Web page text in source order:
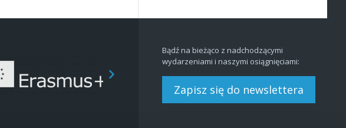
Bądź na bieżąco z nadchodzącymi
wydarzeniami i naszymi osiągnięciami:
Zapisz się do newslettera